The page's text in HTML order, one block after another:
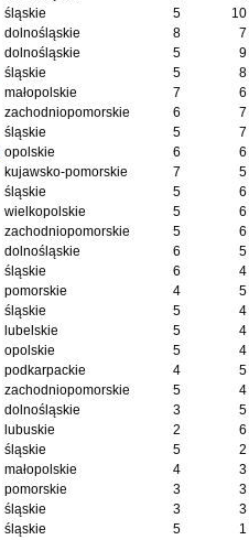
śląskie 5
10
dolnośląskie 8
7
dolnośląskie 5
9
śląskie 5
8
małopolskie 7
6
zachodniopomorskie 6
7
śląskie 5
7
opolskie 6
6
kujawsko-pomorskie 7
5
śląskie 5
6
wielkopolskie 5
6
zachodniopomorskie 5
6
dolnośląskie 6
5
śląskie 6
4
pomorskie 4
5
śląskie 5
4
lubelskie 5
4
opolskie 5
4
podkarpackie 4
5
zachodniopomorskie 5
4
dolnośląskie 3
5
lubuskie 2
6
śląskie 5
2
małopolskie 4
3
pomorskie 3
3
śląskie 3
3
śląskie 5
1